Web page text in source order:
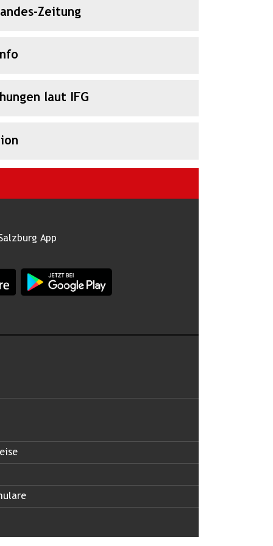
Zeitung
laut IFG
App
im Apple App Store
App Land Salzburg im Google Play Store